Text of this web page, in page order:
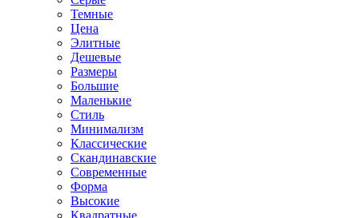
Темные
Цена
Элитные
Дешевые
Размеры
Большие
Маленькие
Стиль
Минимализм
Классические
Скандинавские
Современные
Форма
Высокие
Квадратные